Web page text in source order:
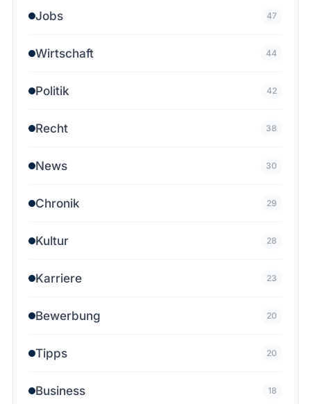
Jobs 47
Wirtschaft 44
Politik 42
Recht 38
News 30
Chronik 29
Kultur 28
Karriere 23
Bewerbung 20
Tipps 20
Business 18